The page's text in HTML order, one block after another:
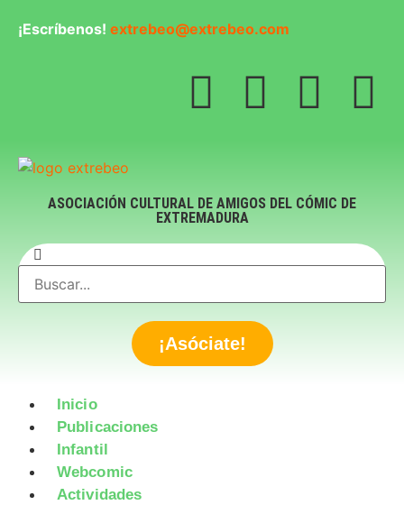
¡Escríbenos! extrebeo@extrebeo.com
ASOCIACIÓN CULTURAL DE AMIGOS DEL CÓMIC DE
EXTREMADURA
¡Asóciate!
Inicio
Publicaciones
Infantil
Webcomic
Actividades